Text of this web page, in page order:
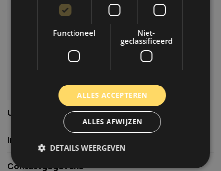
Klantenservice
Veelgestelde vragen
06-39119169
info@autoklusser.nl
Usefull links
Informatie
Contactgegevens
Functioneel
Niet-
geclassificeerd
ALLES ACCEPTEREN
ALLES AFWIJZEN
DETAILS WEERGEVEN